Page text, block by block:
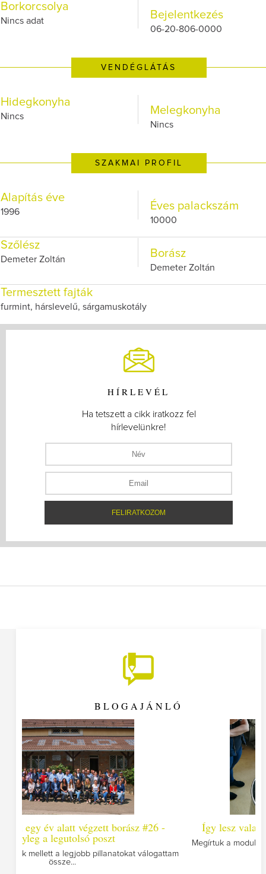
Borkorcsolya
Nincs adat Bejelentkezés
06-20-806-0000
VENDÉGLÁTÁS
Hidegkonyha
Nincs Melegkonyha
Nincs
SZAKMAI PROFIL
Alapítás éve
1996 Éves palackszám
10000
Szőlész
Demeter Zoltán Borász
Demeter Zoltán
Termesztett fajták
furmint, hárslevelű, sárgamuskotály
HÍRLEVÉL
Ha tetszett a cikk iratkozz fel
hírlevelünkre!
BLOGAJÁNLÓ
- Így lesz valaki egy év alatt végzett borász #25
Megírtuk a modulzáró vizsgákat, már lázasan készülünk
utolsó...